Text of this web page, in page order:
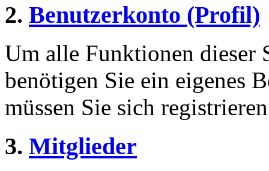
2. Benutzerkonto (Profil)
Um alle Funktionen dieser
benötigen Sie ein eigenes
müssen Sie sich
3. Mitglieder